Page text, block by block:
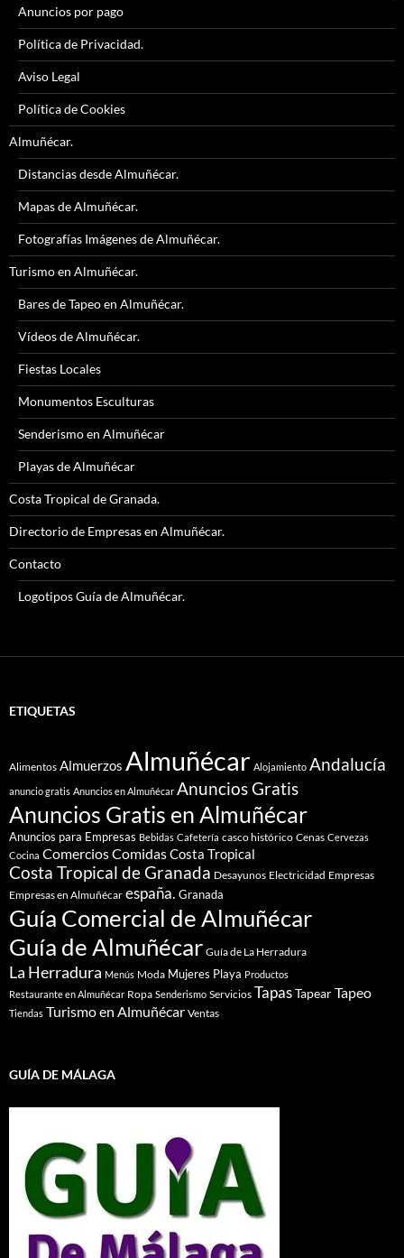
Anuncios por pago
Política de Privacidad.
Aviso Legal
Política de Cookies
Almuñécar.
Distancias desde Almuñécar.
Mapas de Almuñécar.
Fotografías Imágenes de Almuñécar.
Turismo en Almuñécar.
Bares de Tapeo en Almuñécar.
Vídeos de Almuñécar.
Fiestas Locales
Monumentos Esculturas
Senderismo en Almuñécar
Playas de Almuñécar
Costa Tropical de Granada.
Directorio de Empresas en Almuñécar.
Contacto
Logotipos Guía de Almuñécar.
ETIQUETAS
Alimentos Almuerzos Almuñécar Alojamiento Andalucía
anuncio gratis Anuncios en Almuñécar Anuncios Gratis
Anuncios Gratis en Almuñécar
Anuncios para Empresas Bebidas Cafetería casco histórico Cenas Cervezas
Cocina ComerciosComidasCosta Tropical
Costa Tropical de Granada Desayunos Electricidad Empresas
Empresas en Almuñécar españa. Granada
Guía Comercial de Almuñécar
Guía de Almuñécar Guía de La Herradura
La Herradura Menús Moda Mujeres Playa Productos
Restaurante en Almuñécar Ropa Senderismo Servicios TapasTapearTapeo
Tiendas Turismo en Almuñécar Ventas
GUÍA DE MÁLAGA